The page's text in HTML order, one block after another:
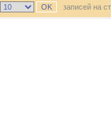
записей на